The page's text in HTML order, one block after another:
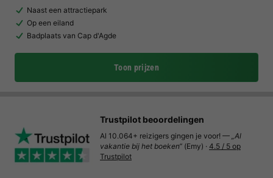
Naast een attractiepark
Op een eiland
Badplaats van Cap d'Agde
Toon prijzen
Trustpilot beoordelingen
Al 10.064+ reizigers gingen je voor! — „Al
vakantie bij het boeken“ (Emy) · 4.5 / 5 op
Trustpilot